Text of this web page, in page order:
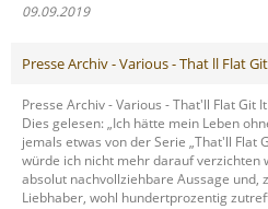
09.09.2019
Presse Archiv - Various - That ll Flat
Presse Archiv - Various - That'll Flat Git
Dies gelesen: „Ich hätte mein Leben
jemals etwas von der Serie „That'll Flat
würde ich nicht mehr darauf verzichten
absolut nachvollziehbare Aussage und,
Liebhaber, wohl hundertprozentig